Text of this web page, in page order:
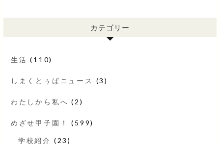
カテゴリー
生活 (110)
しまくとぅばニュース (3)
わたしから私へ (2)
めざせ甲子園！ (599)
学校紹介 (23)